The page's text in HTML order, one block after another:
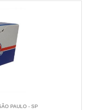
PAULO - SP